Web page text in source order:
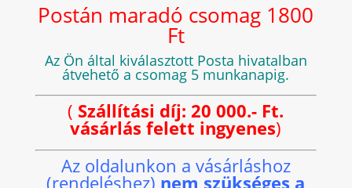
Postán maradó csomag 1800
Ft
Az Ön által kiválasztott Posta hivatalban
átvehető a csomag 5 munkanapig.
( Szállítási díj: 20 000.- Ft.
vásárlás felett ingyenes)
Az oldalunkon a vásárláshoz
(rendeléshez) nem szükséges a